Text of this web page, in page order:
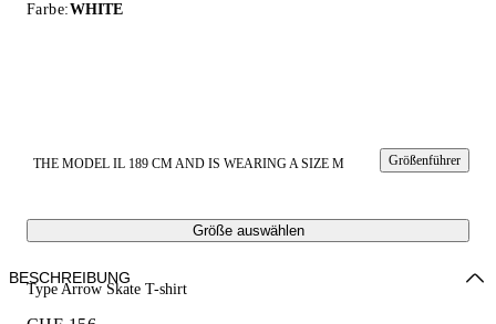
Farbe:WHITE
THE MODEL IL 189 CM AND IS WEARING A SIZE M Größenführer
Größe auswählen
Type Arrow Skate T-shirt
BESCHREIBUNG